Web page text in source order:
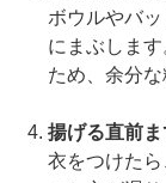
ボウルやバ
にまぶしま
ため、余分な
揚げる直前
衣をつけた